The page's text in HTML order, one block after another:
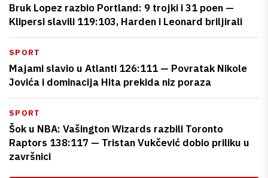
Bruk Lopez razbio Portland: 9 trojki i 31 poen —
Klipersi slavili 119:103, Harden i Leonard briljirali
SPORT
Majami slavio u Atlanti 126:111 — Povratak Nikole
Jovića i dominacija Hita prekida niz poraza
SPORT
Šok u NBA: Vašington Wizards razbili Toronto
Raptors 138:117 — Tristan Vukčević dobio priliku u
završnici